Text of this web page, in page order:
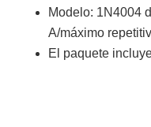
Modelo: 1N4004
A/máximo
El paquete